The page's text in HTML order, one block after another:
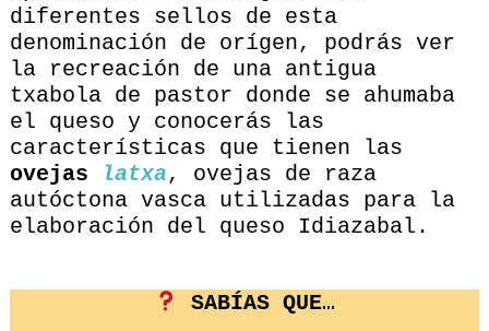
diferentes sellos de esta
denominación de orígen, podrás ver
la recreación de una antigua
txabola de pastor donde se ahumaba
el queso y conocerás las
características que tienen las
ovejas
latxa, ovejas de raza
autóctona vasca utilizadas para la
elaboración del queso Idiazabal.
SABÍAS QUE…